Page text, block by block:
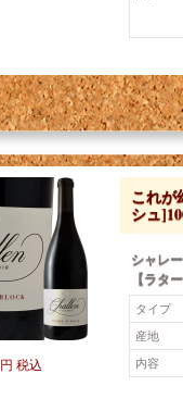
これが
シュ
シャレ
【ラタ
タイプ
産地
内容
税込